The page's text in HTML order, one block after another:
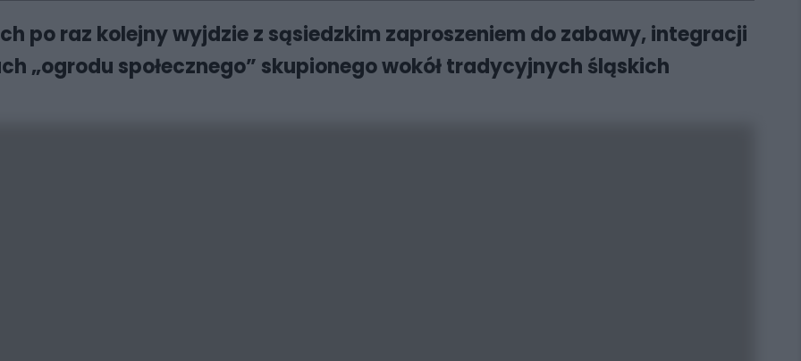
po raz kolejny wyjdzie z sąsiedzkim zaproszeniem do zabawy, integracji
„ogrodu społecznego” skupionego wokół tradycyjnych śląskich